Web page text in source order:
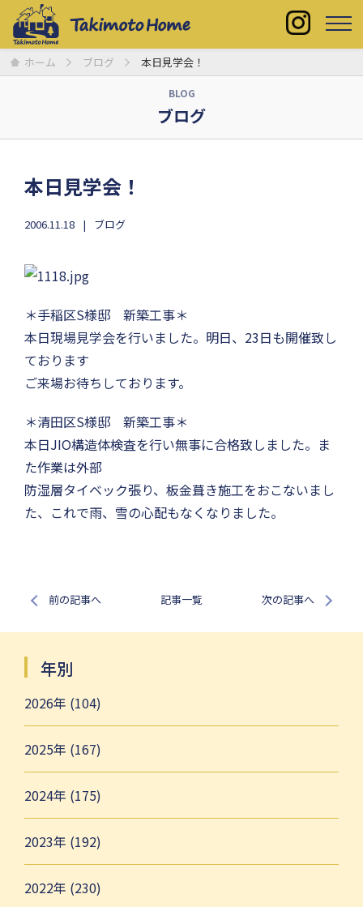
ホーム ブログ 本日見学会！
BLOG
ブログ
本日見学会！
2006.11.18 ブログ
＊手稲区S様邸 新築工事＊
本日現場見学会を行いました。明日、23日も開催致し
ております
ご来場お待ちしております。
＊清田区S様邸 新築工事＊
本日JIO構造体検査を行い無事に合格致しました。ま
た作業は外部
防湿層タイベック張り、板金葺き施工をおこないまし
た、これで雨、雪の心配もなくなりました。
前の記事へ 記事一覧 次の記事へ
年別
2026年 (104)
2025年 (167)
2024年 (175)
2023年 (192)
2022年 (230)